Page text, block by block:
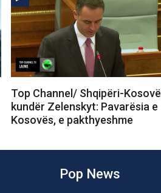
Top Channel/ Shqipëri-Kosovë
kundër Zelenskyt: Pavarësia e
Kosovës, e pakthyeshme
Pop News